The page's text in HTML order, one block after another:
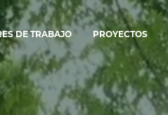
DE TRABAJO PROYECTOS